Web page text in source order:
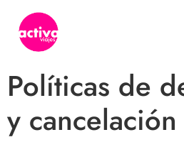
Políticas de
y cancelación